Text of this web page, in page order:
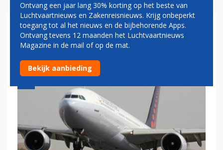
BRUSSELS AIRPORT WACHT
RECORDDRUKTE IN WEEKEND
Ontvang een jaar lang 30% korting op het beste van
Luchtvaartnieuws en Zakenreisnieuws. Krijg onbeperkt
toegang tot al het nieuws en de bijbehorende Apps.
Ontvang tevens 12 maanden het Luchtvaartnieuws
Magazine in de mail of op de mat.
Bekijk aanbieding